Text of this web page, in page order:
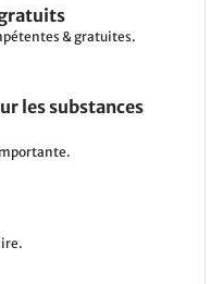
& gratuites.
les substances